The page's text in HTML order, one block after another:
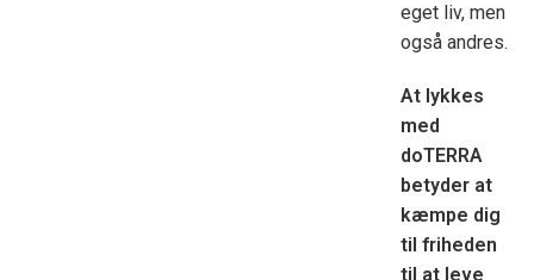
eget liv, men
også andres.
At lykkes
med
doTERRA
betyder at
kæmpe dig
til friheden
til at leve